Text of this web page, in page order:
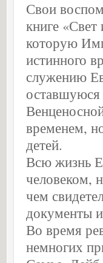
Свои
книге
которую
истинного
служению
оставшуюся
временем,
детей.
Всю жизнь
человеком,
чем
документы
Во время
немногих